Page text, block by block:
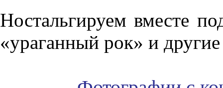
Ностальгируем вместе
«ураганный рок» и